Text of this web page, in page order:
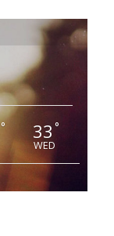
° 33 °
WED